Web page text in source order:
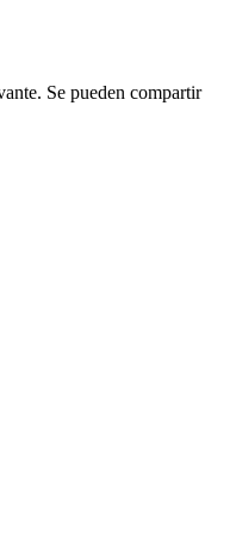
Se pueden compartir